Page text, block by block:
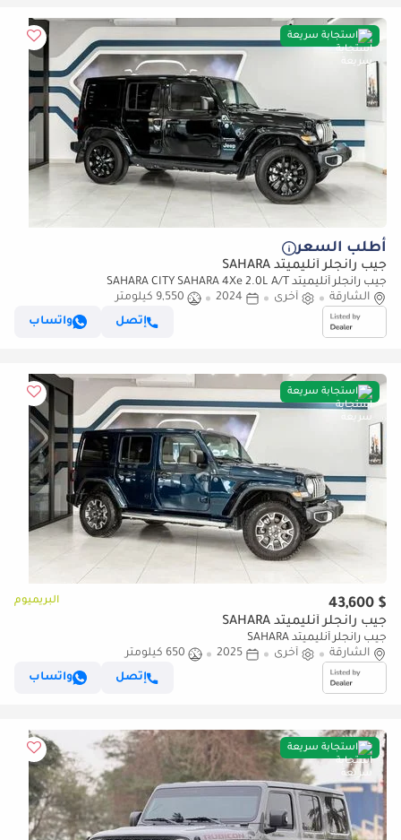
استجابة سريعة
أطلب السعر
جيب رانجلر أنليميتد SAHARA
جيب رانجلر أنليميتد SAHARA CITY SAHARA 4Xe 2.0L A/T
الشارقة
أخرى 2024
9,550 كيلومتر
إتصل
واتساب
استجابة سريعة
$ 43,600 البريميوم
جيب رانجلر أنليميتد SAHARA
جيب رانجلر أنليميتد SAHARA
الشارقة
أخرى 2025
650 كيلومتر
إتصل
واتساب
استجابة سريعة